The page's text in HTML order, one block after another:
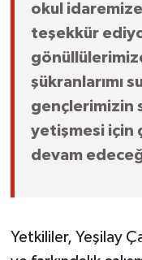
okul
teşekkür
şükranlarımı
gençlerimizin
yetişmesi için
devam
Yetkililer, Yeşilay